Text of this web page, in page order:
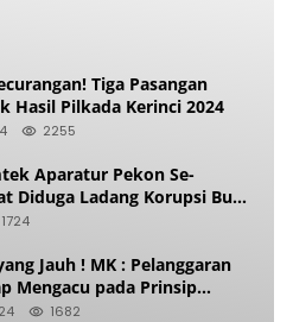
Tiga Pasangan
Hasil Pilkada Kerinci 2024
2255
Aparatur Pekon Se-
Diduga Ladang Korupsi Buat
1724
Jauh ! MK : Pelanggaran
Mengacu pada Prinsip
1682